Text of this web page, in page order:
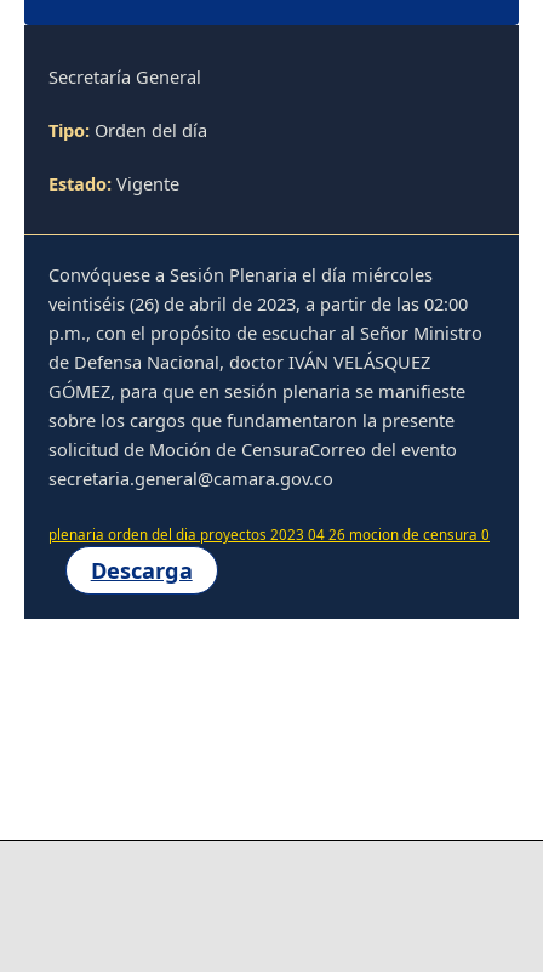
Secretaría General
Tipo: Orden del día
Estado: Vigente
Convóquese a Sesión Plenaria el día miércoles
veintiséis (26) de abril de 2023, a partir de las 02:00
p.m., con el propósito de escuchar al Señor Ministro
de Defensa Nacional, doctor IVÁN VELÁSQUEZ
GÓMEZ, para que en sesión plenaria se manifieste
sobre los cargos que fundamentaron la presente
solicitud de Moción de CensuraCorreo del evento
secretaria.general@camara.gov.co
plenaria orden del dia proyectos 2023 04 26 mocion de censura 0
Descarga